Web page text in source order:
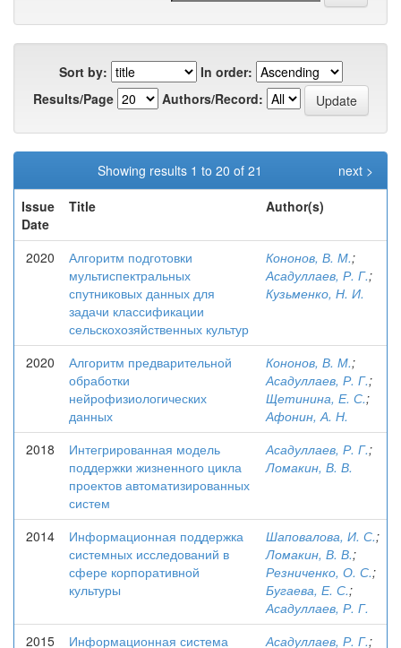
Sort by:
In order:
Results/Page
Authors/Record:
Showing results 1 to 20 of 21
next >
Issue
Date
Title Author(s)
2020
Алгоритм подготовки
мультиспектральных
спутниковых данных для
задачи классификации
сельскохозяйственных культур
Кононов, В. М.;
Асадуллаев, Р. Г.;
Кузьменко, Н. И.
2020
Алгоритм предварительной
обработки
нейрофизиологических
данных
Кононов, В. М.;
Асадуллаев, Р. Г.;
Щетинина, Е. С.;
Афонин, А. Н.
2018
Интегрированная модель
поддержки жизненного цикла
проектов автоматизированных
систем
Асадуллаев, Р. Г.;
Ломакин, В. В.
2014
Информационная поддержка
системных исследований в
сфере корпоративной
культуры
Шаповалова, И. С.;
Ломакин, В. В.;
Резниченко, О. С.;
Бугаева, Е. С.;
Асадуллаев, Р. Г.
2015
Информационная система
Асадуллаев, Р. Г.;